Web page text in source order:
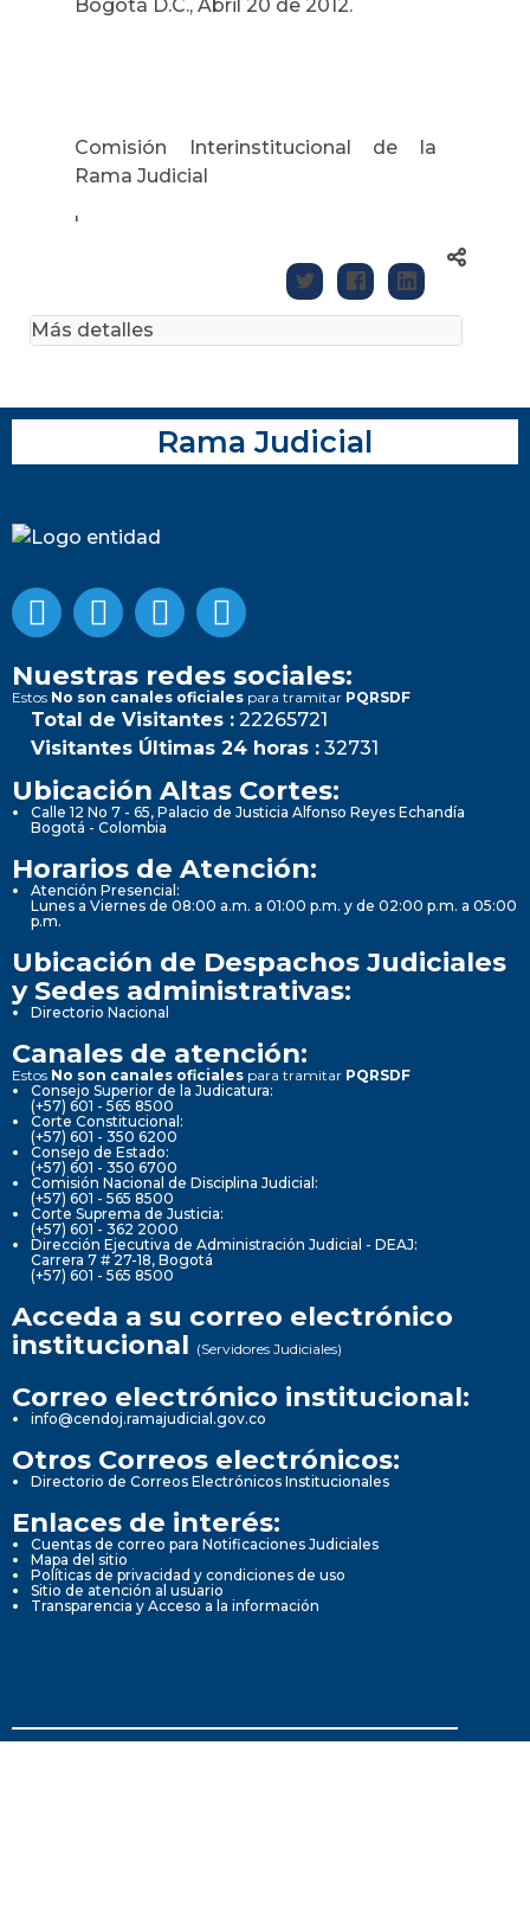
Bogotá D.C., Abril 20 de 2012.
Comisión Interinstitucional de la
Rama Judicial
'
Más detalles
Rama Judicial
Nuestras redes sociales:
Estos No son canales oficiales para tramitar PQRSDF
Total de Visitantes : 22265721
Visitantes Últimas 24 horas : 32731
Ubicación Altas Cortes:
Calle 12 No 7 - 65, Palacio de Justicia Alfonso Reyes Echandía
Bogotá - Colombia
Horarios de Atención:
Atención Presencial:
Lunes a Viernes de 08:00 a.m. a 01:00 p.m. y de 02:00 p.m. a 05:00
p.m.
Ubicación de Despachos Judiciales
y Sedes administrativas:
Directorio Nacional
Canales de atención:
Estos No son canales oficiales para tramitar PQRSDF
Consejo Superior de la Judicatura:
(+57) 601 - 565 8500
Corte Constitucional:
(+57) 601 - 350 6200
Consejo de Estado:
(+57) 601 - 350 6700
Comisión Nacional de Disciplina Judicial:
(+57) 601 - 565 8500
Corte Suprema de Justicia:
(+57) 601 - 362 2000
Dirección Ejecutiva de Administración Judicial - DEAJ:
Carrera 7 # 27-18, Bogotá
(+57) 601 - 565 8500
Acceda a su correo electrónico
institucional (Servidores Judiciales)
Correo electrónico institucional:
info@cendoj.ramajudicial.gov.co
Otros Correos electrónicos:
Directorio de Correos Electrónicos Institucionales
Enlaces de interés:
Cuentas de correo para Notificaciones Judiciales
Mapa del sitio
Políticas de privacidad y condiciones de uso
Sitio de atención al usuario
Transparencia y Acceso a la información